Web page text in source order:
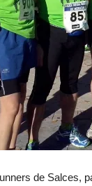
de Salces,